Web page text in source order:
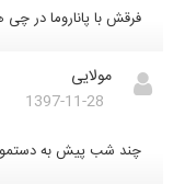
فرقش با پاناروما در
مولایی
1397-11-28
چند شب پیش به دستمون